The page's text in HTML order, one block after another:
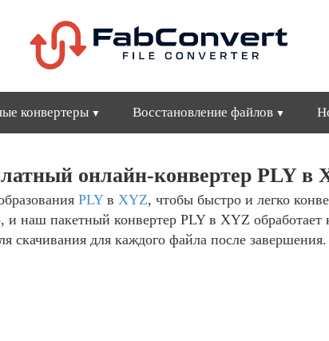
конвертеры Восстановление файлов
онлайн-конвертер PLY в
PLYв XYZ, чтобы быстро и легко
и наш пакетный конвертер PLY в XYZ
скачивания для каждого файла после завершения.